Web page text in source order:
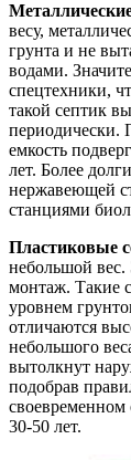
весу,
грунта и не
водами.
спецтехники,
такой септик
периодически.
емкость
лет. Более
нержавеющей
станциями
Пластиковые
небольшой вес.
монтаж. Такие
уровнем
отличаются
небольшого
вытолкнут
подобрав
своевременном
30-50 лет.